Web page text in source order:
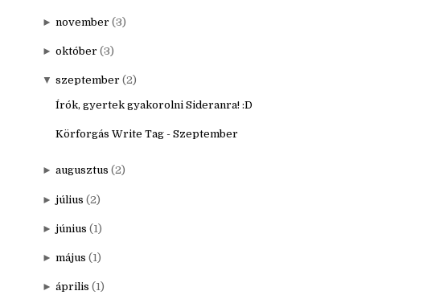
2024 (21)
► december (2)
► november (3)
►október (3)
▼szeptember (2)
► augusztus
► július (2)
► június (1)